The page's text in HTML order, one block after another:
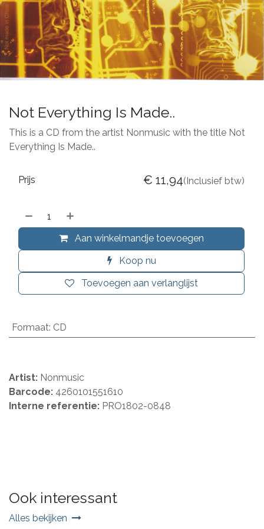
Not Everything Is Made..
This is a CD from the artist Nonmusic with the title Not
Everything Is Made..
Aan winkelmandje toevoegen
Koop nu
Toevoegen aan verlanglijst
Prijs € 11,94(Inclusief btw)
Formaat: CD
Artist: Nonmusic
Barcode: 4260101551610
Interne referentie: PRO1802-0848
Ook interessant
Alles bekijken